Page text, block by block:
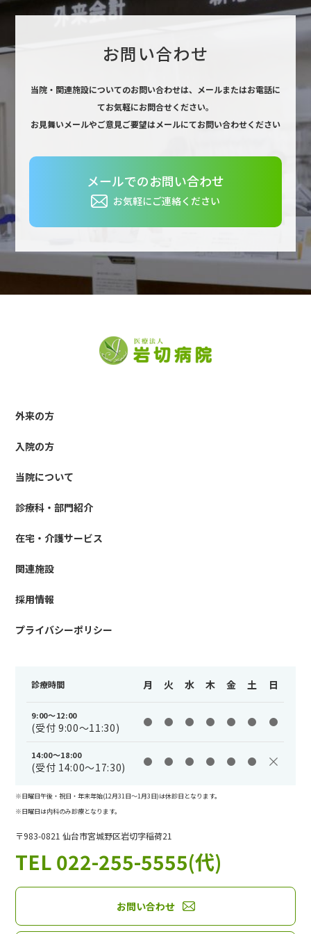
お問い合わせ
当院・関連施設についてのお問い合わせは、 メールまたはお電話に
てお気軽にお問合せください。
お見舞いメールやご意見ご要望はメールにてお問い合わせください
メールでのお問い合わせ
お気軽にご連絡ください
外来の方
入院の方
当院について
診療科・部門紹介
在宅・介護サービス
関連施設
採用情報
プライバシーポリシー
診療時間 月 火 水 木 金 土 日
9:00～12:00
(受付 9:00～11:30)
14:00～18:00
(受付 14:00～17:30)
※日曜日午後・祝日・年末年始(12月31日〜1月3日)は休診日となります。
※日曜日は内科のみ診療となります。
〒983-0821 仙台市宮城野区岩切字稲荷21
TEL 022-255-5555(代)
お問い合わせ